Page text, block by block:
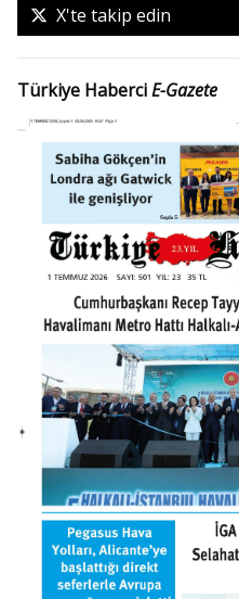
X'te takip edin
Türkiye HaberciE-Gazete